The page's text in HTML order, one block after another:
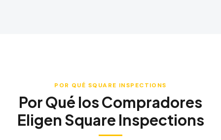
POR QUÉ SQUARE INSPECTIONS
Por Qué los Compradores
Eligen Square Inspections